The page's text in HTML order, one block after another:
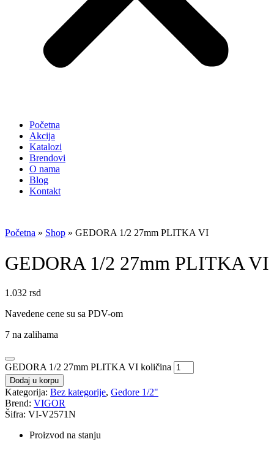
Početna
Akcija
Katalozi
Brendovi
O nama
Blog
Kontakt
Početna » Shop » GEDORA 1/2 27mm PLITKA VI
GEDORA 1/2 27mm PLITKA VI
1.032 rsd
Navedene cene su sa PDV-om
7 na zalihama
GEDORA 1/2 27mm PLITKA VI količina
Dodaj u korpu
Kategorija: Bez kategorije, Gedore 1/2"
Brend: VIGOR
Šifra: VI-V2571N
Proizvod na stanju